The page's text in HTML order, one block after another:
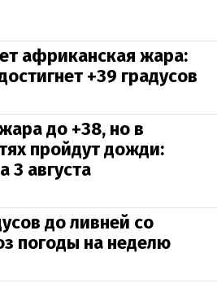
африканская жара:
+39 градусов
до +38, но в
пройдут дожди:
3 августа
до ливней со
погоды на неделю